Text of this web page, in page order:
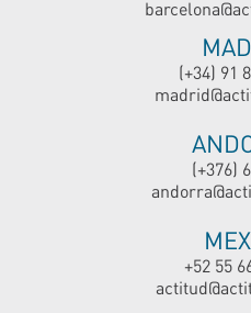
(+34) 91
(+376)
+52 55